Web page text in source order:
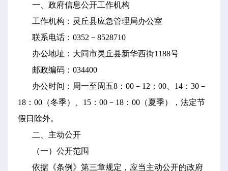
一、政府信息公开工作机构
工作机构：灵丘县应急管理局办公室
联系电话：0352－8528710
办公地址：大同市灵丘县新华西街1188号
邮政编码：034400
办公时间：周一至周五8：00－12：00、14：30－
18：00（冬季）、15：00－18：00（夏季），法定节
假日除外。
二、主动公开
（一）公开范围
依据《条例》第三章规定，应当主动公开的政府